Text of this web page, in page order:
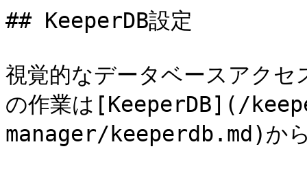
## KeeperDB設定
視覚的なデータベースアク
の作業は[KeeperDB](/
manager/keeperdb.md)か